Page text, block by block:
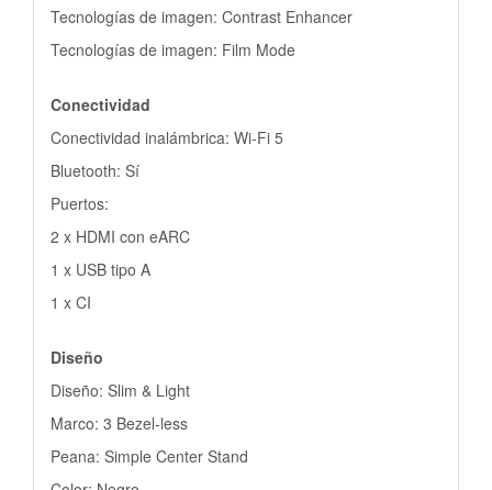
Tecnologías de imagen: Contrast Enhancer
Tecnologías de imagen: Film Mode
Conectividad
Conectividad inalámbrica: Wi-Fi 5
Bluetooth: Sí
Puertos:
2 x HDMI con eARC
1 x USB tipo A
1 x CI
Diseño
Diseño: Slim & Light
Marco: 3 Bezel-less
Peana: Simple Center Stand